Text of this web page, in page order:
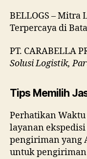
BELLOGS – Mitra
Terpercaya di
PT. CARABELLA
Solusi Logistik,
Tips Memilih
Perhatikan
layanan
pengiriman yang
untuk